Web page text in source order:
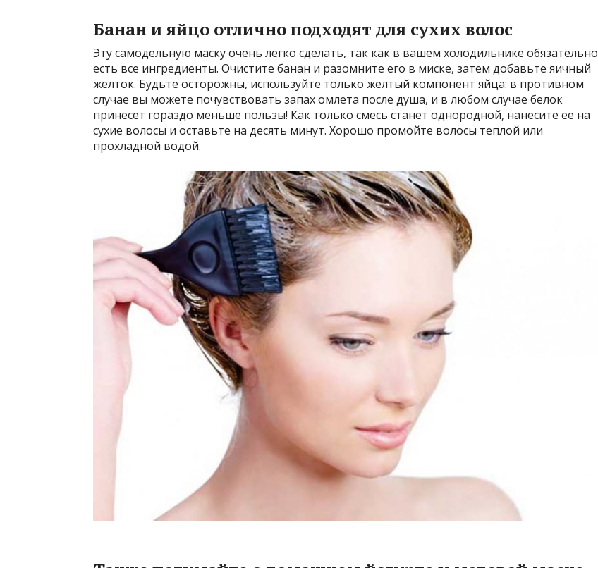
Банан и яйцо отлично подходят для сухих волос
Эту самодельную маску очень легко сделать, так как в вашем холодильнике обязательно
есть все ингредиенты. Очистите банан и разомните его в миске, затем добавьте яичный
желток. Будьте осторожны, используйте только желтый компонент яйца: в противном
случае вы можете почувствовать запах омлета после душа, и в любом случае белок
принесет гораздо меньше пользы! Как только смесь станет однородной, нанесите ее на
сухие волосы и оставьте на десять минут. Хорошо промойте волосы теплой или
прохладной водой.